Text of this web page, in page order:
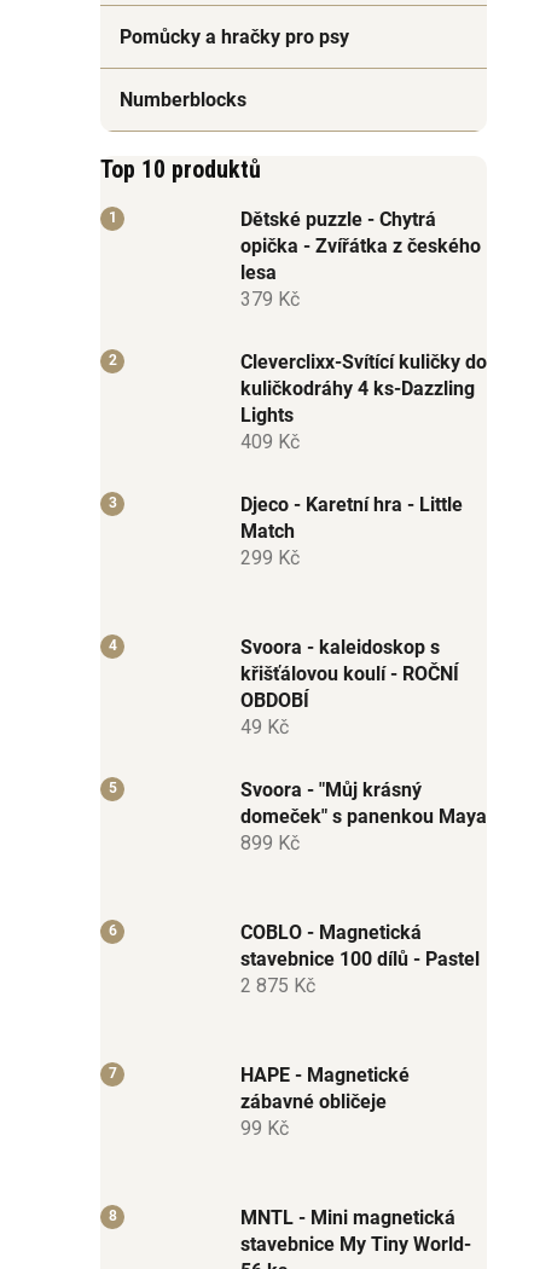
Pomůcky a hračky pro psy
Numberblocks
Top 10 produktů
Dětské puzzle - Chytrá
opička - Zvířátka z českého
lesa
379 Kč
Cleverclixx-Svítící kuličky do
kuličkodráhy 4 ks-Dazzling
Lights
409 Kč
Djeco - Karetní hra - Little
Match
299 Kč
Svoora - kaleidoskop s
křišťálovou koulí - ROČNÍ
OBDOBÍ
49 Kč
Svoora - "Můj krásný
domeček" s panenkou Maya
899 Kč
COBLO - Magnetická
stavebnice 100 dílů - Pastel
2 875 Kč
HAPE - Magnetické
zábavné obličeje
99 Kč
MNTL - Mini magnetická
stavebnice My Tiny World-